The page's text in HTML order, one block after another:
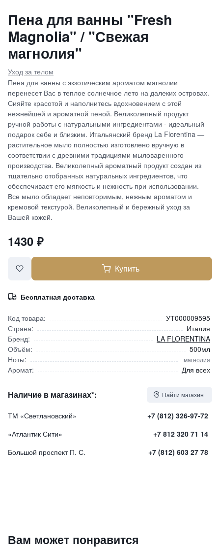
Пена для ванны "Fresh
Magnolia" / "Свежая
магнолия"
Уход за телом
Пена для ванны с экзотическим ароматом магнолии
перенесет Вас в теплое солнечное лето на далеких островах.
Сияйте красотой и наполнитесь вдохновением с этой
нежнейшей и ароматной пеной. Великолепный продукт
ручной работы с натуральными ингредиентами - идеальный
подарок себе и близким. Итальянский бренд La Florentina —
растительное мыло полностью изготовлено вручную в
соответствии с древними традициями мыловаренного
производства. Великолепный ароматный продукт создан из
тщательно отобранных натуральных ингредиентов, что
обеспечивает его мягкость и нежность при использовании.
Все мыло обладает неповторимым, нежным ароматом и
кремовой текстурой. Великолепный и бережный уход за
Вашей кожей.
1430 ₽
Купить
Бесплатная доставка
Код товара:
УТ000009595
Страна:
Италия
Бренд:
LA FLORENTINA
Объём:
500мл
Ноты:
магнолия
Аромат: Для всех
Наличие в магазинах*: Найти магазин
ТМ «Светлановский»
+7 (812) 326-97-72
«Атлантик Сити»
+7 812 320 71 14
Большой проспект П. С.
+7 (812) 603 27 78
1430₽9 840 ₽
Вам может понравится